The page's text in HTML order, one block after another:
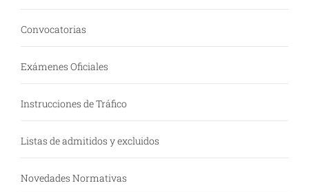
Convocatorias
Exámenes Oficiales
Instrucciones de Tráfico
Listas de admitidos y excluidos
Novedades Normativas